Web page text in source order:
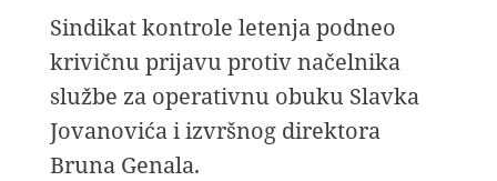
TEMA
AGENT
Search
Sindikat kontrole letenja podneo
krivičnu prijavu protiv načelnika
službe za operativnu obuku Slavka
Jovanovića i izvršnog direktora
Bruna Genala.